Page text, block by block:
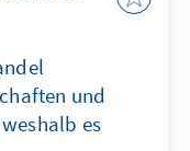
und
es